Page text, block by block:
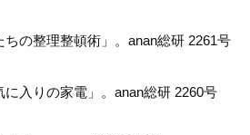
の整理整頓術」。anan総研 2261号
入りの家電」。anan総研 2260号